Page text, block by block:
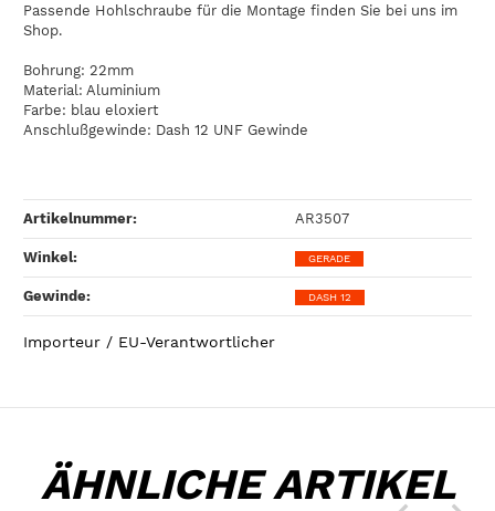
Passende Hohlschraube für die Montage finden Sie bei uns im
Shop.
Bohrung: 22mm
Material: Aluminium
Farbe: blau eloxiert
Anschlußgewinde: Dash 12 UNF Gewinde
Artikelnummer: AR3507
Winkel‍: GERADE
Gewinde‍: DASH 12
Importeur / EU-Verantwortlicher
ÄHNLICHE ARTIKEL